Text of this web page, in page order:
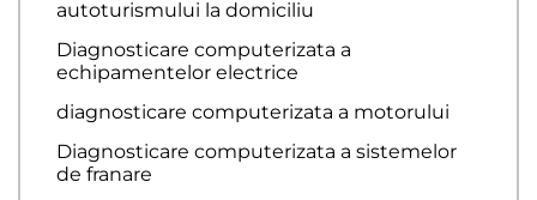
autoturismului la domiciliu
Diagnosticare computerizata a
echipamentelor electrice
diagnosticare computerizata a motorului
Diagnosticare computerizata a sistemelor
de franare